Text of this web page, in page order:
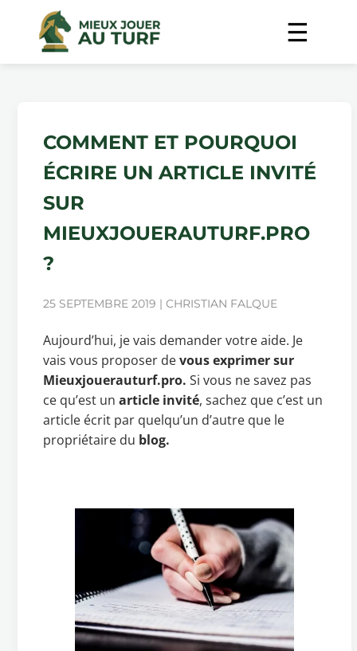
COMMENT ET POURQUOI
ÉCRIRE UN ARTICLE INVITÉ
SUR
MIEUXJOUERAUTURF.PRO
?
25 SEPTEMBRE 2019 | CHRISTIAN FALQUE
Aujourd’hui, je vais demander votre aide. Je
vais vous proposer devous exprimer sur
Mieuxjouerauturf.pro. Si vous ne savez pas
ce qu’est unarticle invité, sachez que c’est un
article écrit par quelqu’un d’autre que le
propriétaire du blog.